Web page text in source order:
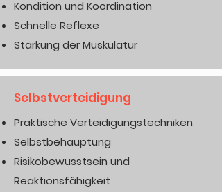
Kondition und Koordination
Schnelle Reflexe
Stärkung der Muskulatur
Selbstverteidigung
Praktische Verteidigungstechniken
Selbstbehauptung
Risikobewusstsein und
Reaktionsfähigkeit